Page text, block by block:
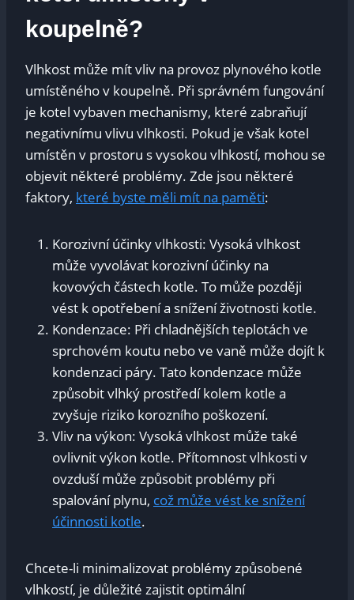
koupelně?
Vlhkost může mít vliv na provoz plynového kotle
umístěného v koupelně. Při správném fungování
je kotel vybaven mechanismy, které zabraňují
negativnímu vlivu vlhkosti. Pokud je však kotel
umístěn v prostoru s vysokou vlhkostí, mohou se
objevit některé problémy. Zde jsou některé
faktory, které byste měli mít na paměti:
Korozivní účinky vlhkosti: Vysoká vlhkost
může vyvolávat korozivní účinky na
kovových částech kotle. To může později
vést k opotřebení a snížení životnosti kotle.
Kondenzace: Při chladnějších teplotách ve
sprchovém koutu nebo ve vaně může dojít k
kondenzaci páry. Tato kondenzace může
způsobit vlhký prostředí kolem kotle a
zvyšuje riziko korozního poškození.
Vliv na výkon: Vysoká vlhkost může také
ovlivnit výkon kotle. Přítomnost vlhkosti v
ovzduší může způsobit problémy při
spalování plynu, což může vést ke snížení
účinnosti kotle.
Chcete-li minimalizovat problémy způsobené
vlhkostí, je důležité zajistit optimální